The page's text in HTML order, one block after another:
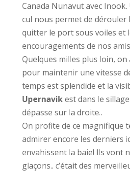
Canada Nunavut avec
cul nous permet de dérouler
quitter le port sous voiles et
encouragements de nos
Quelques milles plus loin,
pour maintenir une vitesse
temps est splendide et la
Upernavikest dans le
dépasse sur la droite..
On profite de ce magnifique
admirer encore les derniers
envahissent la baie! Ils vont
glaçons.. c’était des